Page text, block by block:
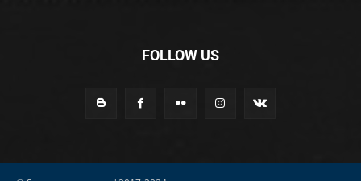
FOLLOW US